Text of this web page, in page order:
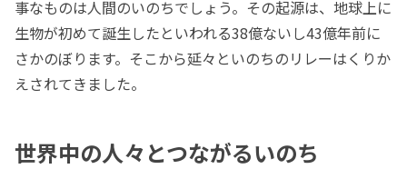
事なものは人間のいのちでしょう。その起源は、地球上に
生物が初めて誕生したといわれる38億ないし43億年前に
さかのぼります。そこから延々といのちのリレーはくりか
えされてきました。
世界中の人々とつながるいのち